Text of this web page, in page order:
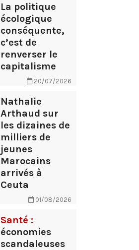
La politique
écologique
conséquente,
c’est de
renverser le
capitalisme
20/07/2026
Nathalie
Arthaud sur
les dizaines de
milliers de
jeunes
Marocains
arrivés à
Ceuta
01/08/2026
Santé :
économies
scandaleuses